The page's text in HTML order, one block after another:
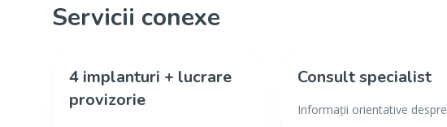
Servicii conexe
4 implanturi + lucrare
provizorie
Consult specialist
Informații orientative despre